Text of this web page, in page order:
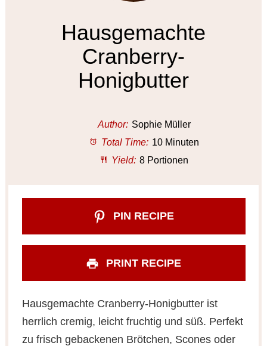
Hausgemachte
Cranberry-
Honigbutter
Author: Sophie Müller
Total Time: 10 Minuten
Yield: 8 Portionen
PIN RECIPE
PRINT RECIPE
Hausgemachte Cranberry-Honigbutter ist
herrlich cremig, leicht fruchtig und süß. Perfekt
zu frisch gebackenen Brötchen, Scones oder